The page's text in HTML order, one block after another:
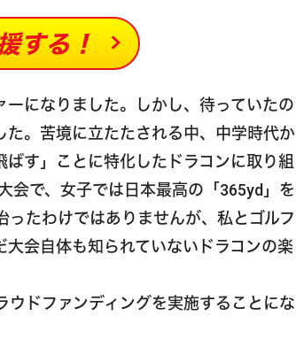
する！
になりました。しかし、待っていたの
。苦境に立たたされる中、中学時代か
す」ことに特化したドラコンに取り組
会で、女子では日本最高の「365yd」を
たわけではありませんが、私とゴルフ
会自体も知られていないドラコンの楽
ドファンディングを実施することにな